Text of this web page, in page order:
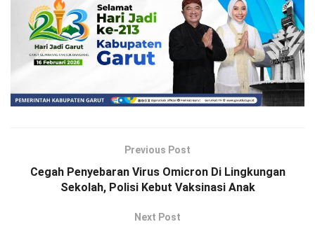
Previous Post
Cegah Penyebaran Virus Omicron Di Lingkungan
Sekolah, Polisi Kebut Vaksinasi Anak
Next Post